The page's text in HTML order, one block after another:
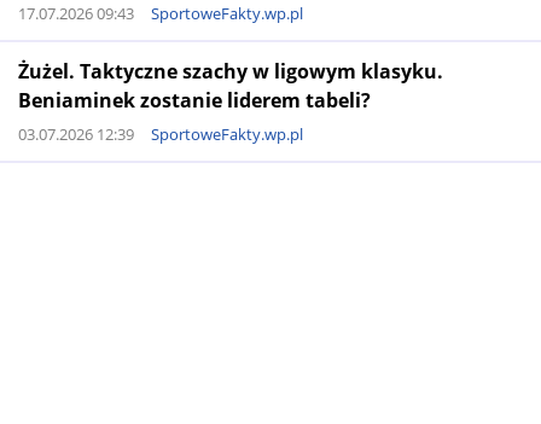
17.07.2026 09:43 SportoweFakty.wp.pl
Żużel. Taktyczne szachy w ligowym klasyku.
Beniaminek zostanie liderem tabeli?
03.07.2026 12:39 SportoweFakty.wp.pl